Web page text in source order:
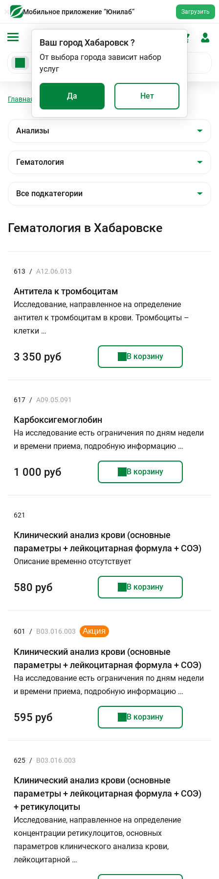
Мобильное приложение “Юнилаб” Загрузить
Ваш городХабаровск?
От выбора города зависит набор
услуг
Да Нет
Главная Анализы Гематология
Гематология в Хабаровске
613 / A12.06.013
Антитела к тромбоцитам
Исследование, направленное на определение
антител к тромбоцитам в крови. Тромбоциты –
клетки …
3 350 руб В корзину
617 / A09.05.091
Карбоксигемоглобин
На исследование есть ограничения по дням недели
и времени приема, подробную информацию …
1 000 руб В корзину
621
Клинический анализ крови (основные
параметры + лейкоцитарная формула + СОЭ)
Описание временно отсутствует
580 руб В корзину
601 / B03.016.003
Клинический анализ крови (основные
параметры + лейкоцитарная формула + СОЭ)
На исследование есть ограничения по дням недели
и времени приема, подробную информацию …
595 руб В корзину
625 / B03.016.003
Клинический анализ крови (основные
параметры + лейкоцитарная формула + СОЭ)
+ ретикулоциты
Исследование, направленное на определение
концентрации ретикулоцитов, основных
параметров клинического анализа крови,
лейкоцитарной …